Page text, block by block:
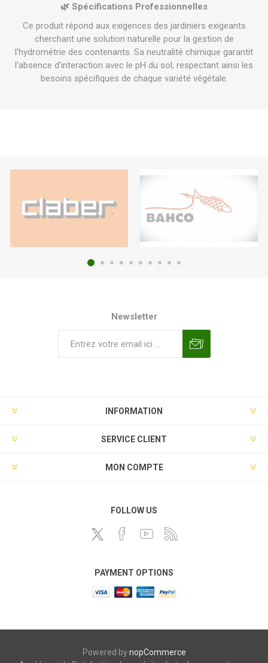
🌿 Spécifications Professionnelles
Ce produit répond aux exigences des jardiniers exigeants
cherchant une solution naturelle pour la gestion de
l'hydrométrie des contenants. Sa neutralité chimique garantit
l'absence d'interaction avec le pH du sol, respectant ainsi les
besoins spécifiques de chaque variété végétale.
Newsletter
INFORMATION
SERVICE CLIENT
MON COMPTE
FOLLOW US
PAYMENT OPTIONS
Powered bynopCommerce